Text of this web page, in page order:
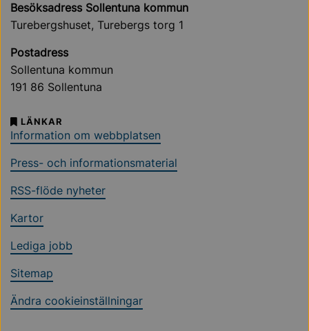
Besöksadress Sollentuna kommun
Turebergshuset, Turebergs torg 1
Postadress
Sollentuna kommun
191 86 Sollentuna
LÄNKAR
Information om webbplatsen
Press- och informationsmaterial
RSS-flöde nyheter
Kartor
Lediga jobb
Sitemap
Ändra cookieinställningar